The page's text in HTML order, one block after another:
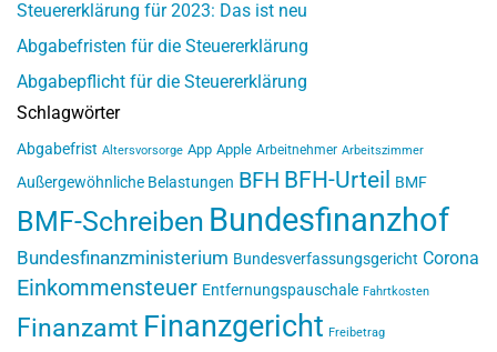
Steuererklärung für 2023: Das ist neu
Abgabefristen für die Steuererklärung
Abgabepflicht für die Steuererklärung
Schlagwörter
Abgabefrist Altersvorsorge App Apple Arbeitnehmer Arbeitszimmer
Außergewöhnliche Belastungen BFH BFH-Urteil BMF
BMF-Schreiben Bundesfinanzhof
Bundesfinanzministerium Bundesverfassungsgericht Corona
Einkommensteuer Entfernungspauschale Fahrtkosten
Finanzamt Finanzgericht Freibetrag